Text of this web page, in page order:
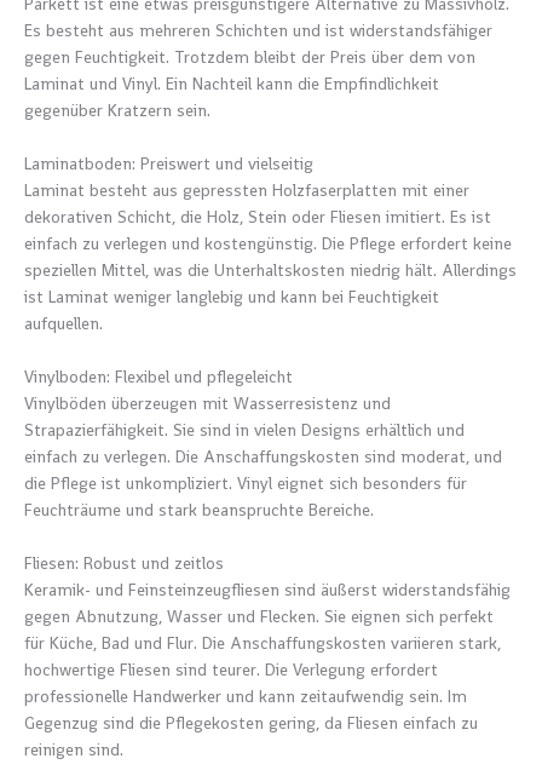
Parkett ist eine etwas preisgünstigere Alternative zu Massivholz.
Es besteht aus mehreren Schichten und ist widerstandsfähiger
gegen Feuchtigkeit. Trotzdem bleibt der Preis über dem von
Laminat und Vinyl. Ein Nachteil kann die Empfindlichkeit
gegenüber Kratzern sein.
Laminatboden: Preiswert und vielseitig
Laminat besteht aus gepressten Holzfaserplatten mit einer
dekorativen Schicht, die Holz, Stein oder Fliesen imitiert. Es ist
einfach zu verlegen und kostengünstig. Die Pflege erfordert keine
speziellen Mittel, was die Unterhaltskosten niedrig hält. Allerdings
ist Laminat weniger langlebig und kann bei Feuchtigkeit
aufquellen.
Vinylboden: Flexibel und pflegeleicht
Vinylböden überzeugen mit Wasserresistenz und
Strapazierfähigkeit. Sie sind in vielen Designs erhältlich und
einfach zu verlegen. Die Anschaffungskosten sind moderat, und
die Pflege ist unkompliziert. Vinyl eignet sich besonders für
Feuchträume und stark beanspruchte Bereiche.
Fliesen: Robust und zeitlos
Keramik- und Feinsteinzeugfliesen sind äußerst widerstandsfähig
gegen Abnutzung, Wasser und Flecken. Sie eignen sich perfekt
für Küche, Bad und Flur. Die Anschaffungskosten variieren stark,
hochwertige Fliesen sind teurer. Die Verlegung erfordert
professionelle Handwerker und kann zeitaufwendig sein. Im
Gegenzug sind die Pflegekosten gering, da Fliesen einfach zu
reinigen sind.